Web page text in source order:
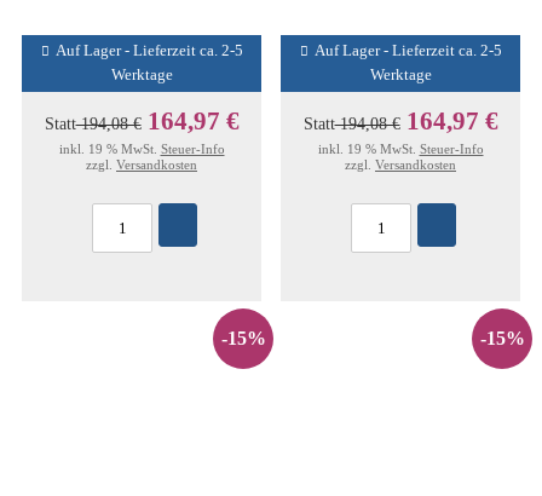
Auf Lager - Lieferzeit ca. 2-5
Werktage
Statt194,08 € 164,97 €
inkl. 19 % MwSt. Steuer-Info
zzgl. Versandkosten
Auf Lager - Lieferzeit ca. 2-5
Werktage
Statt194,08 € 164,97 €
inkl. 19 % MwSt. Steuer-Info
zzgl. Versandkosten
-15% -15%